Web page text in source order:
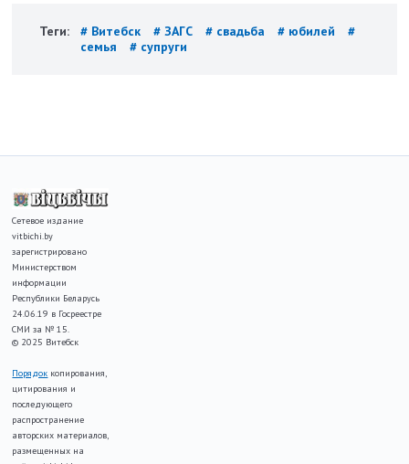
Теги: # Витебск # ЗАГС # свадьба # юбилей
#
семья
# супруги
Сетевое издание
vitbichi.by
зарегистрировано
Министерством
информации
Республики Беларусь
24.06.19 в Госреестре
СМИ за № 15.
© 2025 Витебск
Порядок копирования,
цитирования и
последующего
распространение
авторских материалов,
размещенных на